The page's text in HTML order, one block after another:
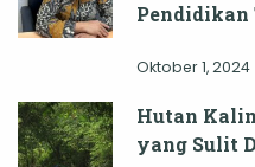
Pendidikan
Oktober 1, 2024
Hutan
yang Sulit